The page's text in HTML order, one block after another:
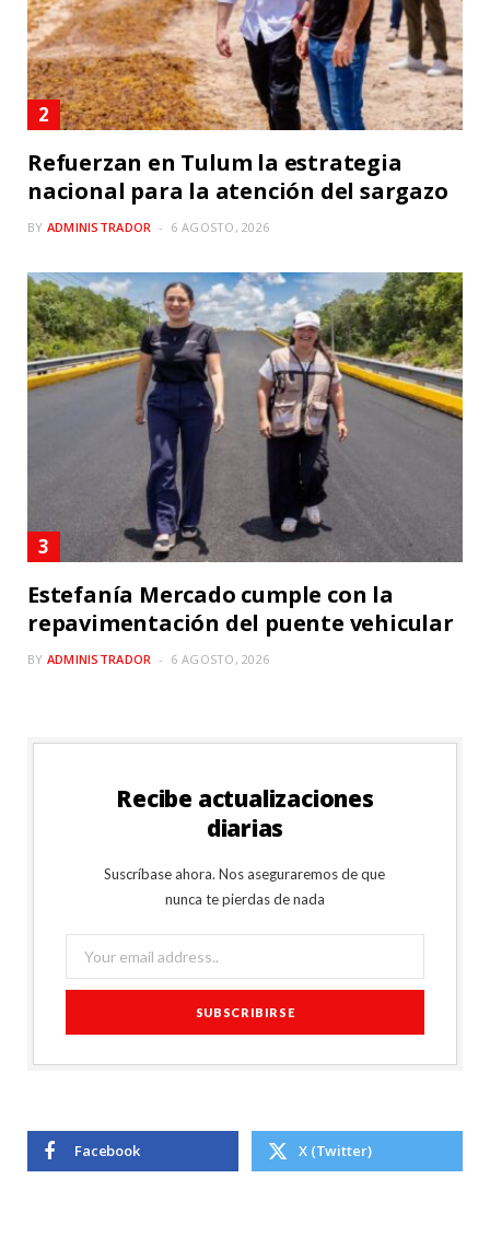
Refuerzan en Tulum la estrategia
nacional para la atención del sargazo
BY ADMINISTRADOR 6 AGOSTO, 2026
Estefanía Mercado cumple con la
repavimentación del puente vehicular
BY ADMINISTRADOR 6 AGOSTO, 2026
Recibe actualizaciones
diarias
Suscríbase ahora. Nos aseguraremos de que
nunca te pierdas de nada
Facebook X (Twitter)